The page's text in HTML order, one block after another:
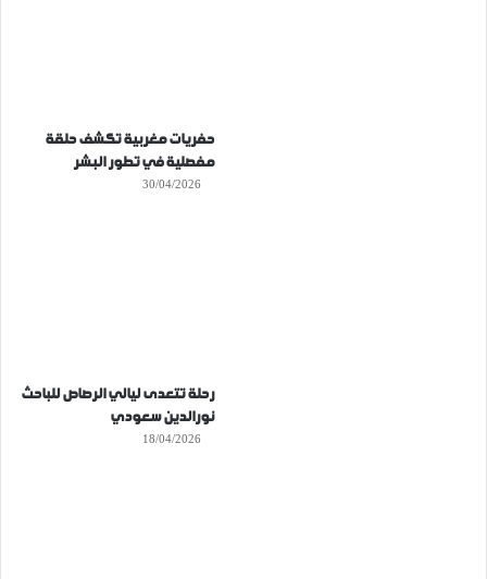
حفريات مغربية تكشف حلقة
مفصلية في تطور البشر
30/04/2026
رحلة تتعدى ليالي الرصاص للباحث
نورالدين سعودي
18/04/2026